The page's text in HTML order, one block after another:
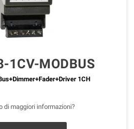
1CV-MODBUS
1CH
di maggiori informazioni?